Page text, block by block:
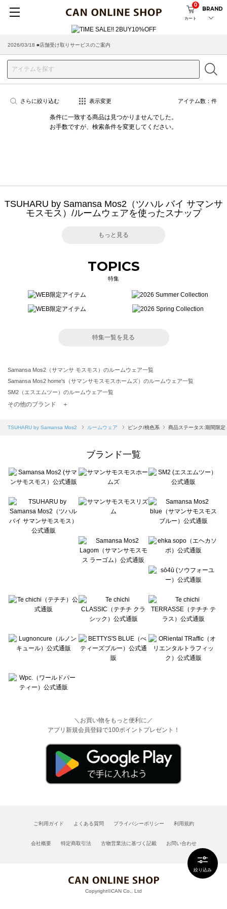
カート
0
BRAND
2026/03/18 ■店舗受け取りサービスのご案内
絞り込み
さらに絞り込む 表示変更 アイテム数： 件
条件に一致する商品は見つかりませんでした。
お手数ですが、検索条件を変更してください。
TSUHARU by Samansa Mos2（ツハル バイ サマンサ
モスモス）/ルームウェアを使ったスナップ
もっと見る
TOPICS
特集
特集一覧を見る
Samansa Mos2（サマンサ モスモス）のルームウェア一覧
Samansa Mos2 home's（サマンサモスモスホームズ）のルームウェア一覧
SM2（エスエムツー）のルームウェア一覧
TSUHARU by Samansa Mos2（ツハルバイサマンサモスモス）のルームウェア一覧
Samansa Mos2 blue（サマンサモスモス ブルー）のルームウェア一覧
sō4ū（ソウフォーユー）のルームウェア一覧
Te chichi（テチチ）のルームウェア一覧
Te chichi CLASSIC（テチチ クラシック）のルームウェア一覧
Lugnoncure（ルノンキュール）のルームウェア一覧
BETTY'S BLUE（べティーズブルー）のルームウェア一覧
Wpc.（ワールドパーティー）のルームウェア一覧
その他のブランド ＋
TSUHARU by Samansa Mos2 ルームウェア ピンク/桃色系 商品ステータス:期間限定
ブランド一覧
＼お買い物をもっと便利に／
アプリ新規会員登録で100ポイントプレゼント！
ご利用ガイド よくある質問 プライバシーポリシー 利用規約
会社概要 特定商取引法 古物営業法に基づく記載 お問い合わせ
Copyright©CAN Co., Ltd